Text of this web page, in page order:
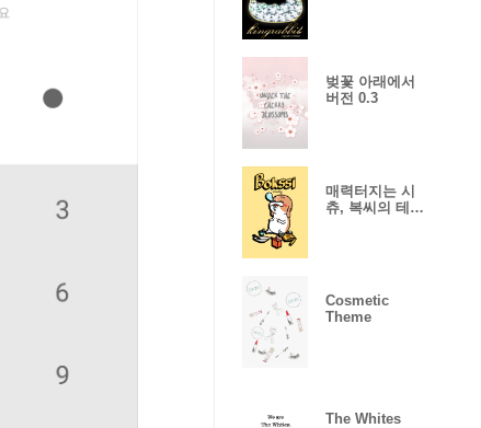
벚꽃 아래에서
버전 0.3
매력터지는 시
츄, 복씨의 테
Cosmetic
Theme
The Whites